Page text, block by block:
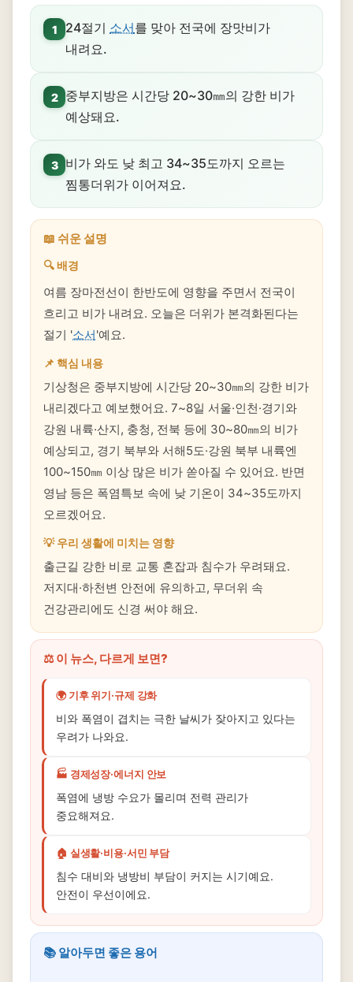
1 24절기 소서를 맞아 전국에 장맛비가
내려요.
2
중부지방은 시간당 20~30㎜의 강한 비가
예상돼요.
3
비가 와도 낮 최고 34~35도까지 오르는
찜통더위가 이어져요.
📖 쉬운 설명
🔍 배경
여름 장마전선이 한반도에 영향을 주면서 전국이
흐리고 비가 내려요. 오늘은 더위가 본격화된다는
절기 '소서'예요.
📌 핵심 내용
기상청은 중부지방에 시간당 20~30㎜의 강한 비가
내리겠다고 예보했어요. 7~8일 서울·인천·경기와
강원 내륙·산지, 충청, 전북 등에 30~80㎜의 비가
예상되고, 경기 북부와 서해5도·강원 북부 내륙엔
100~150㎜ 이상 많은 비가 쏟아질 수 있어요. 반면
영남 등은 폭염특보 속에 낮 기온이 34~35도까지
오르겠어요.
💡 우리 생활에 미치는 영향
출근길 강한 비로 교통 혼잡과 침수가 우려돼요.
저지대·하천변 안전에 유의하고, 무더위 속
건강관리에도 신경 써야 해요.
⚖️ 이 뉴스, 다르게 보면?
🌍 기후 위기·규제 강화
비와 폭염이 겹치는 극한 날씨가 잦아지고 있다는
우려가 나와요.
🏭 경제성장·에너지 안보
폭염에 냉방 수요가 몰리며 전력 관리가
중요해져요.
🏠 실생활·비용·서민 부담
침수 대비와 냉방비 부담이 커지는 시기예요.
안전이 우선이에요.
📚 알아두면 좋은 용어